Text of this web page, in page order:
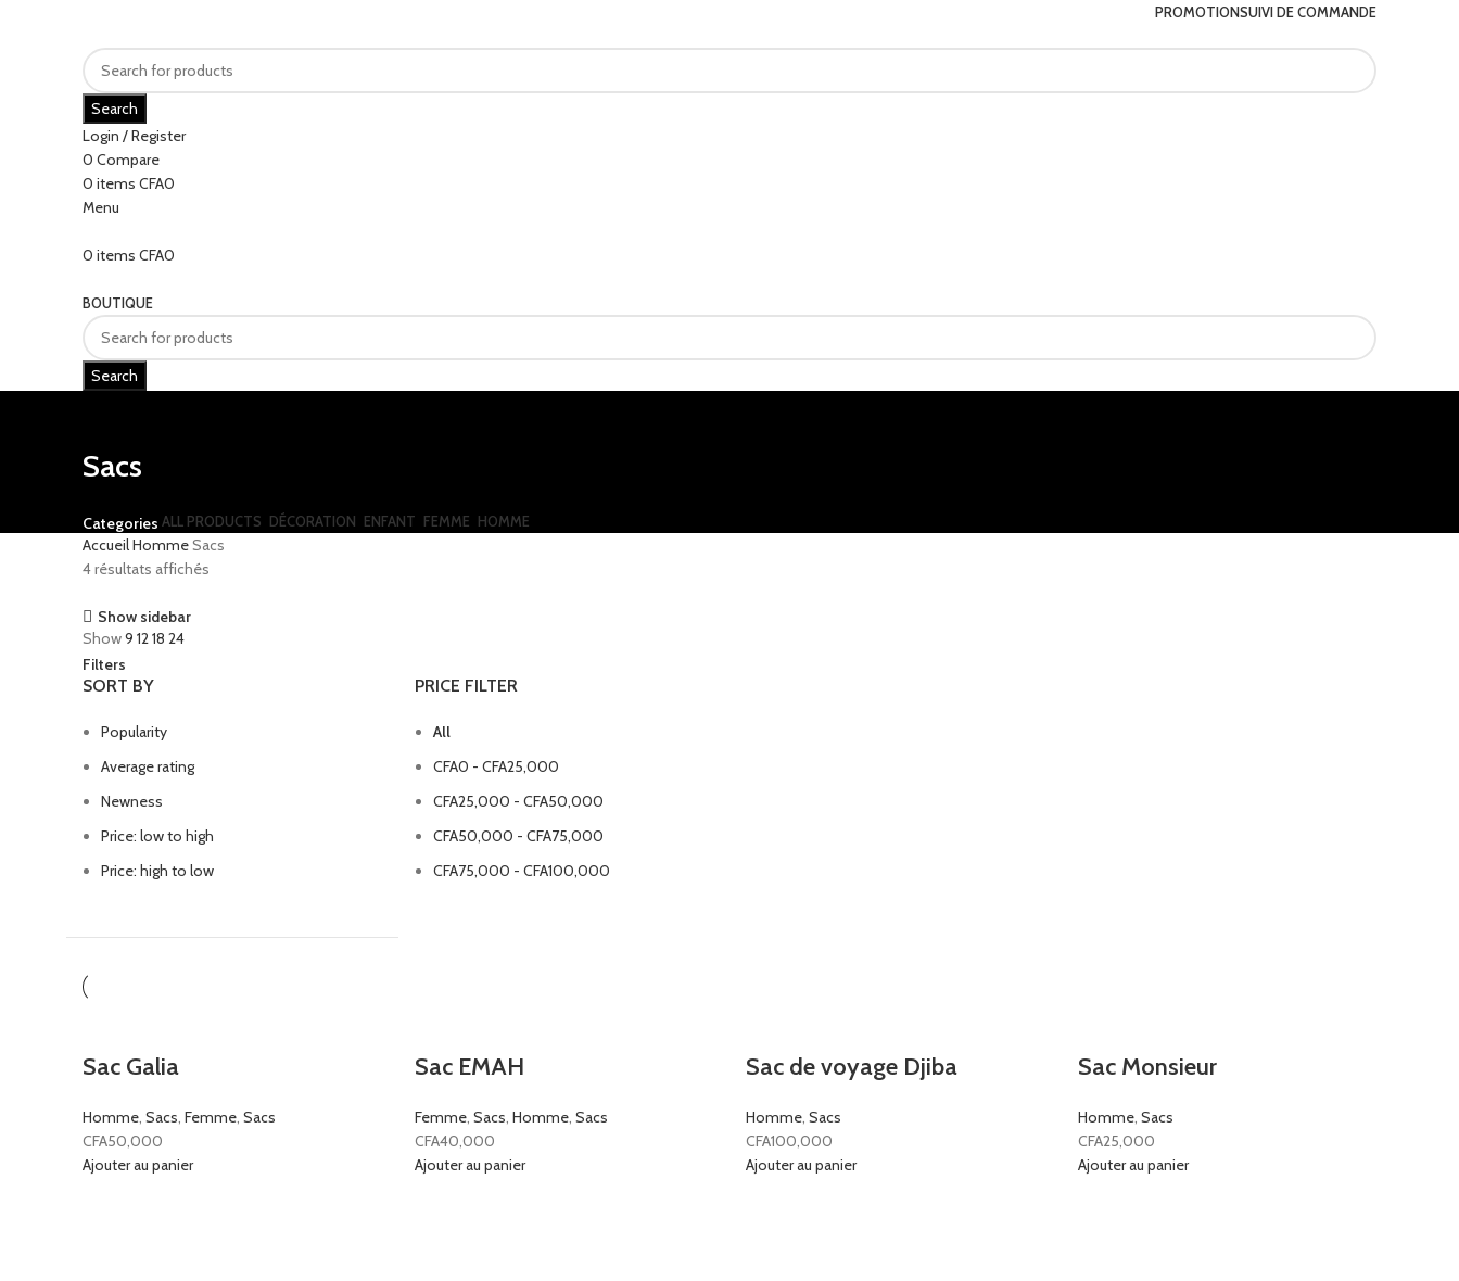
PROMOTIONSUIVI DE COMMANDE
Search
Login / Register
0 Compare
0 items CFA0
Menu
0 items CFA0
BOUTIQUE
Search
Sacs
Categories ALL PRODUCTS DÉCORATION ENFANT FEMME HOMME
AccueilHommeSacs
4 résultats affichés
Show sidebar
Show9 1218 24
Filters
SORT BY
Popularity
Average rating
Newness
Price: low to high
Price: high to low
PRICE FILTER
All
CFA0 - CFA25,000
CFA25,000 - CFA50,000
CFA50,000 - CFA75,000
CFA75,000 - CFA100,000
Sac Galia
Homme, Sacs, Femme, Sacs
CFA50,000
Ajouter au panier
Sac EMAH
Femme, Sacs, Homme, Sacs
CFA40,000
Ajouter au panier
Sac de voyage Djiba
Homme, Sacs
CFA100,000
Ajouter au panier
Sac Monsieur
Homme, Sacs
CFA25,000
Ajouter au panier